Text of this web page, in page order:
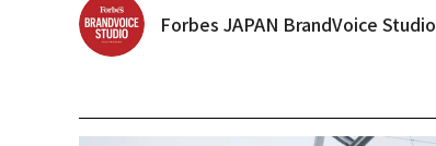
Forbes JAPAN BrandVoice Studio